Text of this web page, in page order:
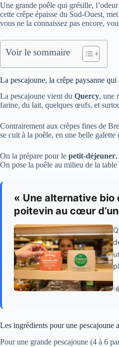
Une grande poêle qui grésille,
cette crêpe épaisse du Sud-Ouest,
vous ne la connaissez pas encore,
Voir le sommaire
La pescajoune, la crêpe paysanne
La pescajoune vient du Quercy, une
farine, du lait, quelques œufs, et
Contrairement aux crêpes fines de
se cuit à la poêle, en une belle
On la prépare pour le petit-déjeuner
On pose la poêle au milieu de la
« Une alternative
poitevin au cœur
Les ingrédients pour une pescajoune
Pour une grande pescajoune (4 à 6